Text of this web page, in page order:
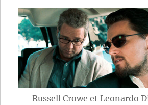
Russell Crowe et Leonardo